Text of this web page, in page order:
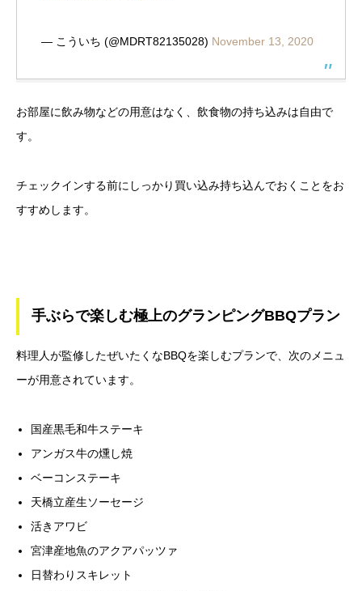
— こういち (@MDRT82135028) November 13, 2020
お部屋に飲み物などの用意はなく、飲食物の持ち込みは自由で
す。
チェックインする前にしっかり買い込み持ち込んでおくことをお
すすめします。
手ぶらで楽しむ極上のグランピングBBQプラン
料理人が監修したぜいたくなBBQを楽しむプランで、次のメニュ
ーが用意されています。
国産黒毛和牛ステーキ
アンガス牛の燻し焼
ベーコンステーキ
天橋立産生ソーセージ
活きアワビ
宮津産地魚のアクアパッツァ
日替わりスキレット